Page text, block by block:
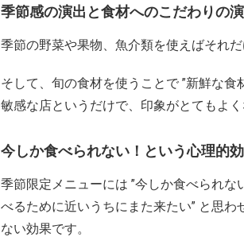
季節感の演出と食材へのこだわりの
季節の野菜や果物、魚介類を使えばそれ
そして、旬の食材を使うことで ”新鮮な
敏感な店というだけで、印象がとてもよ
今しか食べられない！という心理的
季節限定メニューには ”今しか食べられ
べるために近いうちにまた来たい” と思
ない効果です。